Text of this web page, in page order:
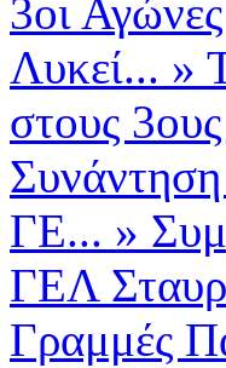
3οι
Λυκεί... »
στους
ΓΕ... »
ΓΕΛ
Γραμμές